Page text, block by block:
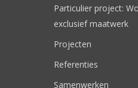
Particulier project:
exclusief maatwerk
Projecten
Referenties
Samenwerken